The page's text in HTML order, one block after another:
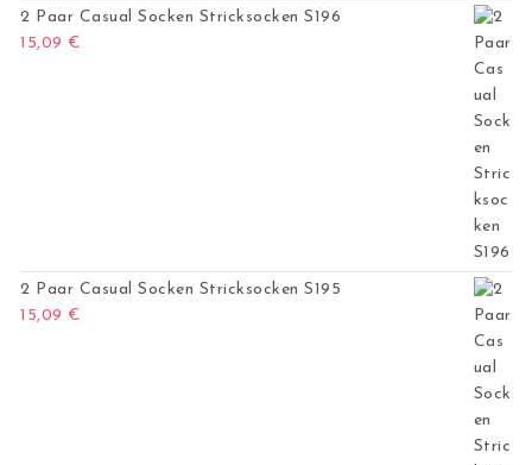
2 Paar Casual Socken Stricksocken S196
15,09 €
2 Paar Casual Socken Stricksocken S195
15,09 €